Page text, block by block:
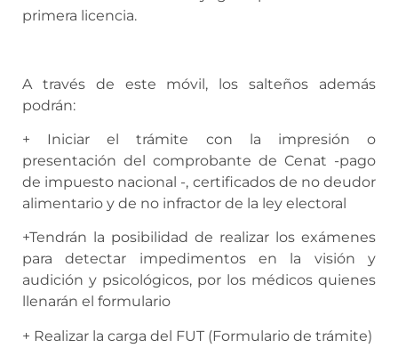
primera licencia.
A través de este móvil, los salteños además
podrán:
+ Iniciar el trámite con la impresión o
presentación del comprobante de Cenat -pago
de impuesto nacional -, certificados de no deudor
alimentario y de no infractor de la ley electoral
+Tendrán la posibilidad de realizar los exámenes
para detectar impedimentos en la visión y
audición y psicológicos, por los médicos quienes
llenarán el formulario
+ Realizar la carga del FUT (Formulario de trámite)